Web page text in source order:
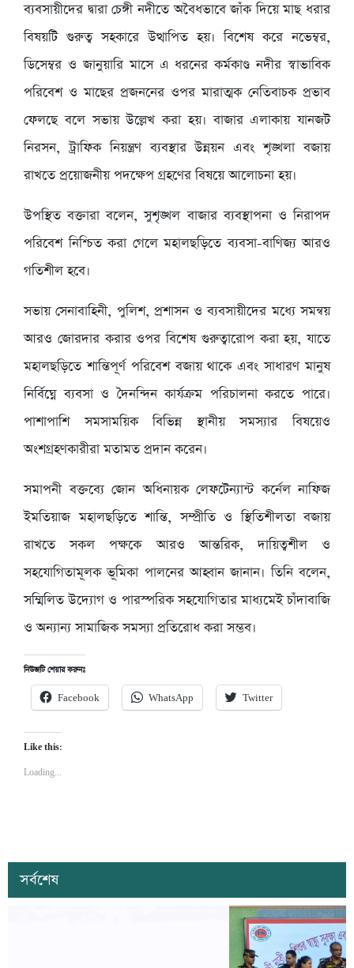
ব্যবসায়ীদের দ্বারা চেঙ্গী নদীতে অবৈধভাবে জাঁক দিয়ে মাছ ধরার
বিষয়টি গুরুত্ব সহকারে উত্থাপিত হয়। বিশেষ করে নভেম্বর,
ডিসেম্বর ও জানুয়ারি মাসে এ ধরনের কর্মকাণ্ড নদীর স্বাভাবিক
পরিবেশ ও মাছের প্রজননের ওপর মারাত্মক নেতিবাচক প্রভাব
ফেলছে বলে সভায় উল্লেখ করা হয়। বাজার এলাকায় যানজট
নিরসন, ট্রাফিক নিয়ন্ত্রণ ব্যবস্থার উন্নয়ন এবং শৃঙ্খলা বজায়
রাখতে প্রয়োজনীয় পদক্ষেপ গ্রহণের বিষয়ে আলোচনা হয়।
উপস্থিত বক্তারা বলেন, সুশৃঙ্খল বাজার ব্যবস্থাপনা ও নিরাপদ
পরিবেশ নিশ্চিত করা গেলে মহালছড়িতে ব্যবসা-বাণিজ্য আরও
গতিশীল হবে।
সভায় সেনাবাহিনী, পুলিশ, প্রশাসন ও ব্যবসায়ীদের মধ্যে সমন্বয়
আরও জোরদার করার ওপর বিশেষ গুরুত্বারোপ করা হয়, যাতে
মহালছড়িতে শান্তিপূর্ণ পরিবেশ বজায় থাকে এবং সাধারণ মানুষ
নির্বিঘ্নে ব্যবসা ও দৈনন্দিন কার্যক্রম পরিচালনা করতে পারে।
পাশাপাশি সমসাময়িক বিভিন্ন স্থানীয় সমস্যার বিষয়েও
অংশগ্রহণকারীরা মতামত প্রদান করেন।
সমাপনী বক্তব্যে জোন অধিনায়ক লেফটেন্যান্ট কর্নেল নাফিজ
ইমতিয়াজ মহালছড়িতে শান্তি, সম্প্রীতি ও স্থিতিশীলতা বজায়
রাখতে সকল পক্ষকে আরও আন্তরিক, দায়িত্বশীল ও
সহযোগিতামূলক ভূমিকা পালনের আহ্বান জানান। তিনি বলেন,
সম্মিলিত উদ্যোগ ও পারস্পরিক সহযোগিতার মাধ্যমেই চাঁদাবাজি
ও অন্যান্য সামাজিক সমস্যা প্রতিরোধ করা সম্ভব।
নিউজটি শেয়ার করুনঃ
Facebook WhatsApp Twitter
Like this:
Loading...
সর্বশেষ